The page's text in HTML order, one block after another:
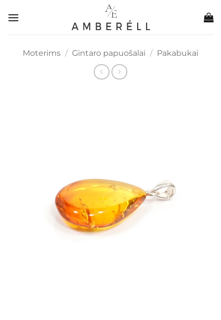
Moterims / Gintaro papuošalai / Pakabukai